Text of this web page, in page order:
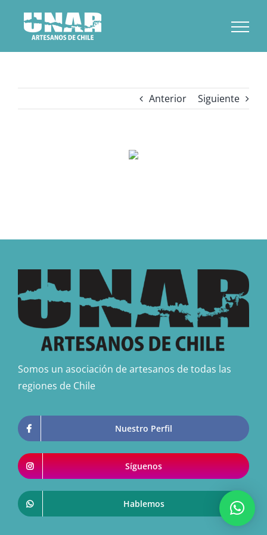
contenido
Anterior Siguiente
Somos un asociación de artesanos de todas las
regiones de Chile
Nuestro Perfil
Síguenos
Hablemos